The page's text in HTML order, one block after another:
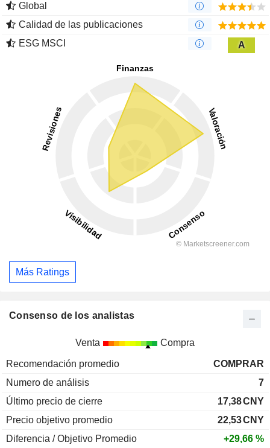
Global
Calidad de las publicaciones
ESG MSCI
A
Más Ratings
Consenso de los analistas
Venta Compra
Recomendación promedio
COMPRAR
Numero de análisis
7
Último precio de cierre
17,38CNY
Precio objetivo promedio
22,53CNY
Diferencia / Objetivo Promedio
+29,66 %